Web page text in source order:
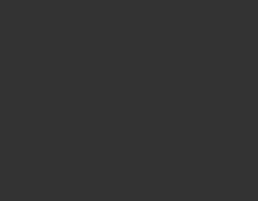
munkát végző és döntéshozó –
szeretné megismerni,
eletminosege-az-